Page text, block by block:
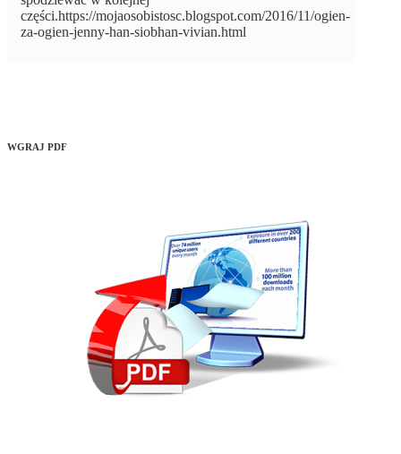
części.https://mojaosobistosc.blogspot.com/2016/11/ogien-
za-ogien-jenny-han-siobhan-vivian.html
WGRAJ PDF